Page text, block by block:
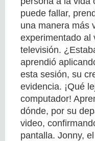
puede fallar,
una manera más
experimentado al
televisión.
aprendió
esta sesión, su
evidencia. ¡Qué
computador!
dónde, por su
video,
pantalla. Jonny,